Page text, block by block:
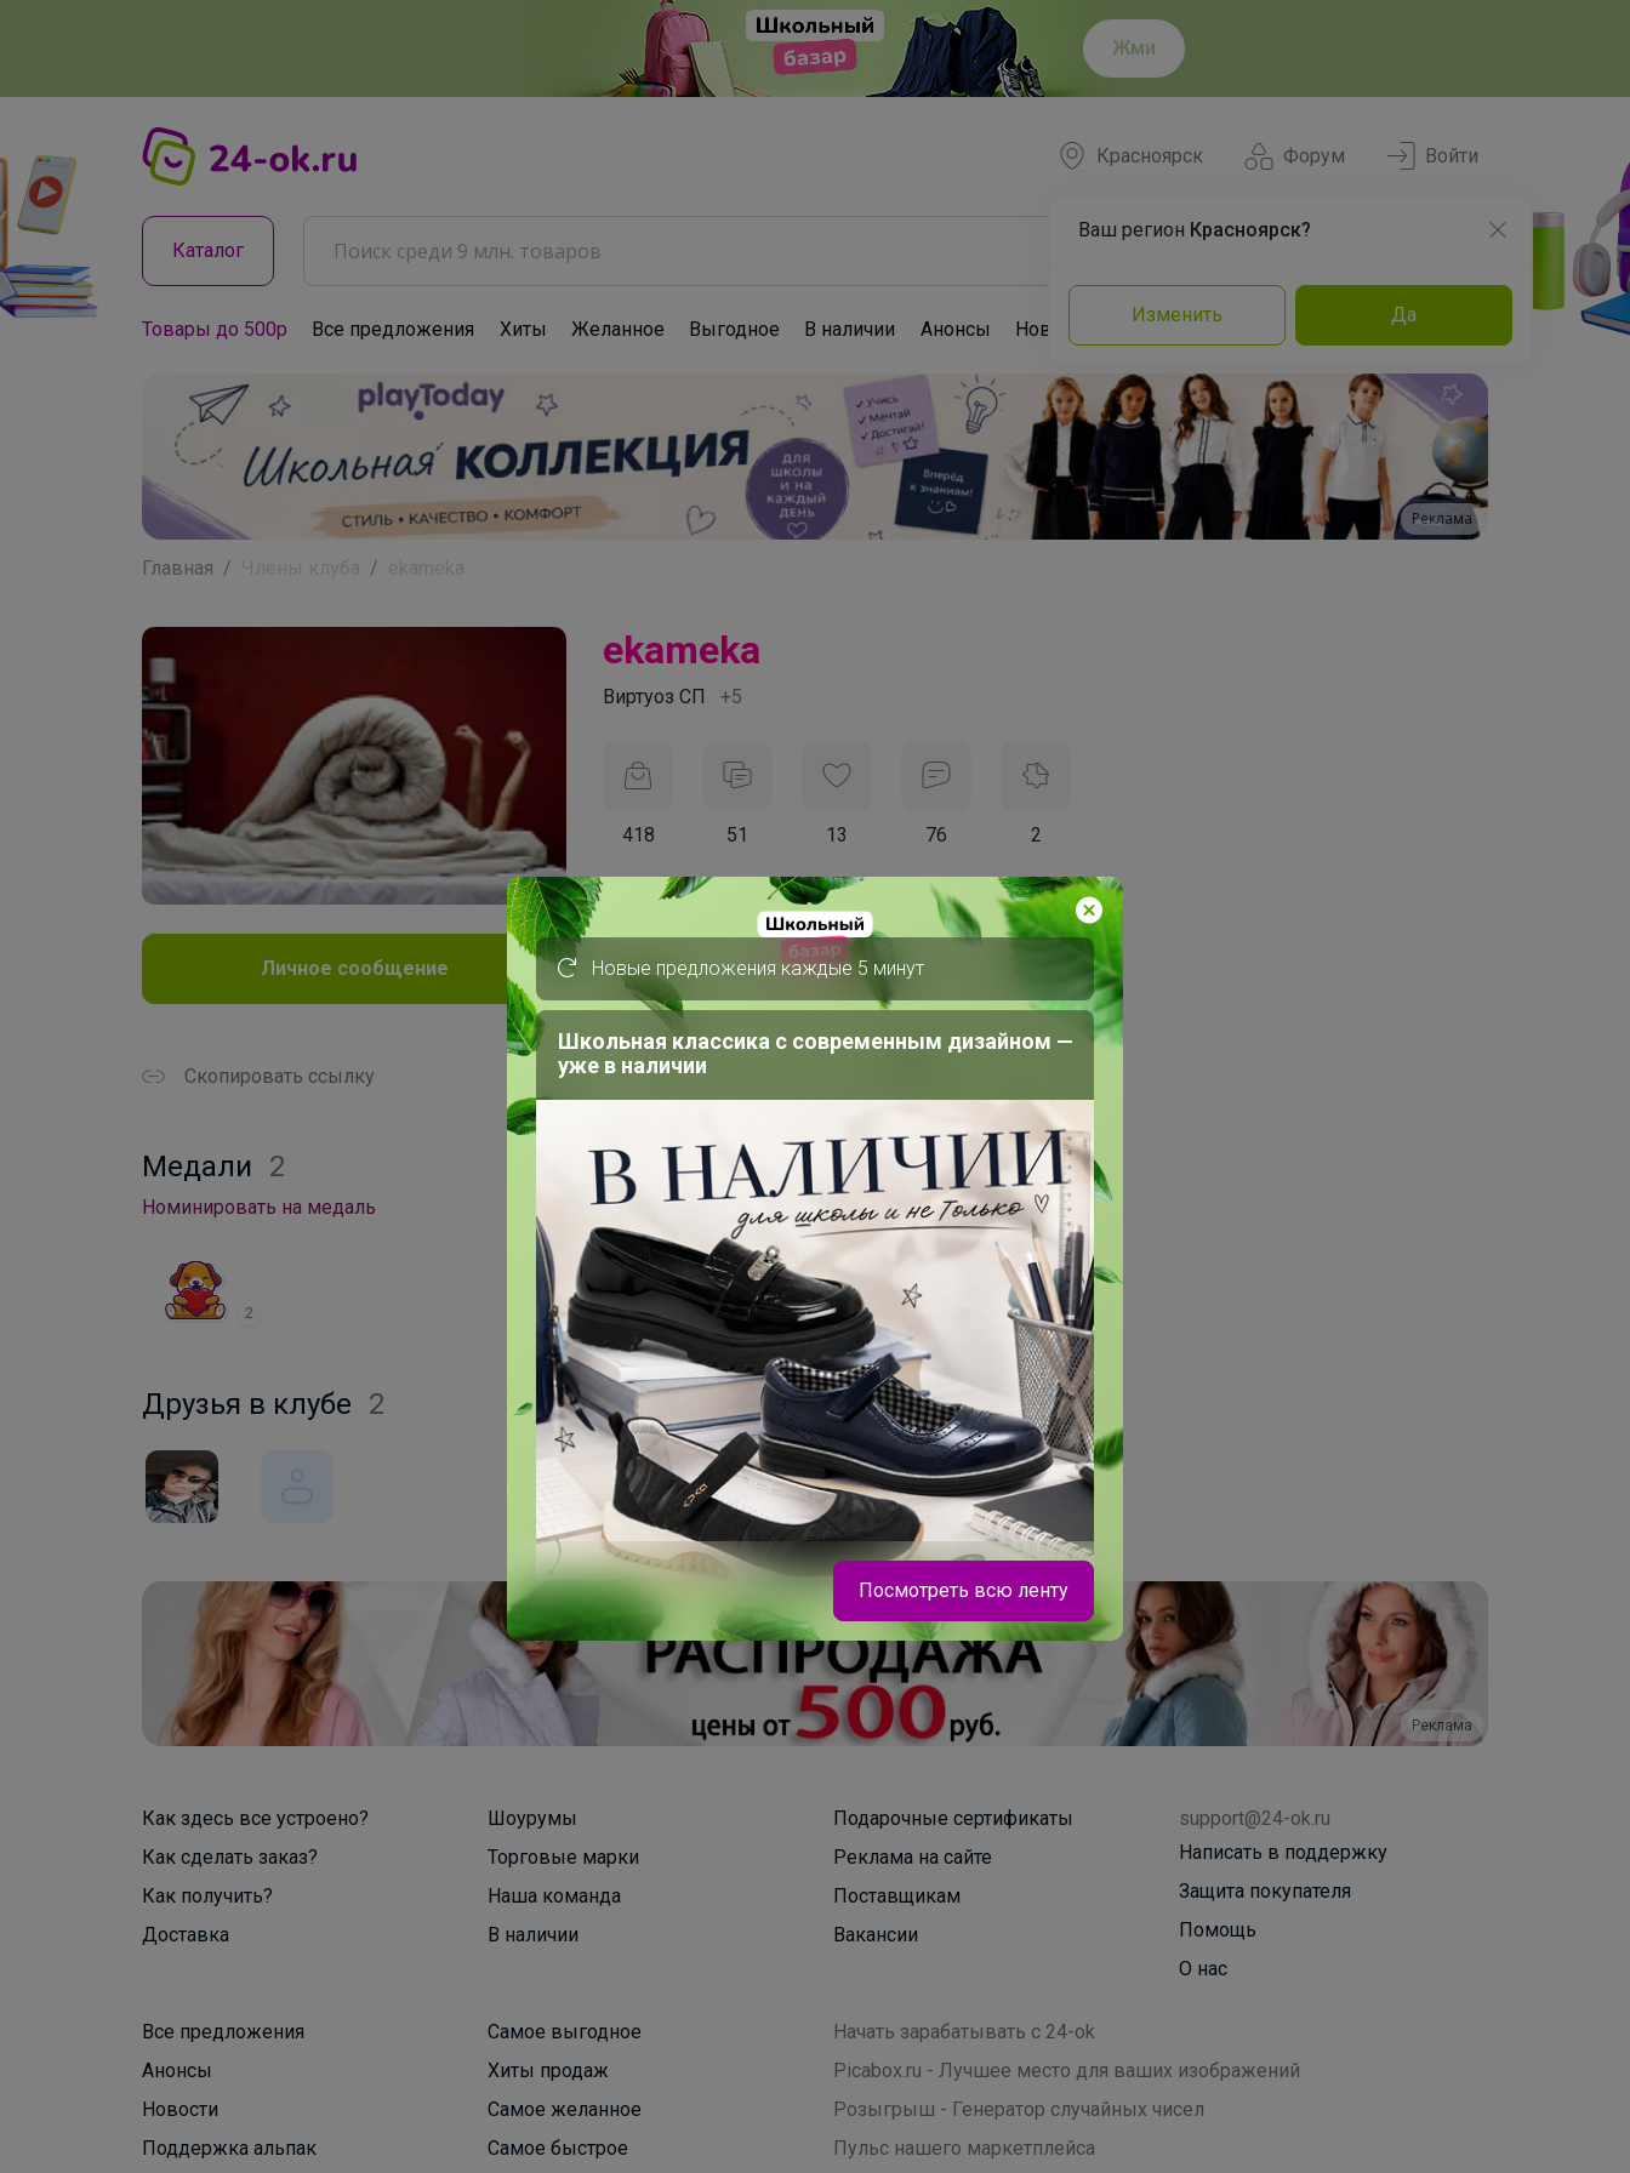
Жми
Форум
Красноярск
Ваш регион Красноярск?
Изменить Да
Войти
Каталог
Товары до 500р Все предложения Хиты Желанное Выгодное В наличии Анонсы Новости Команда Эксперты
Реклама
Главная
Личное сообщение
Скопировать ссылку
Медали 2
Номинировать на медаль
2
Друзья в клубе 2
ekameka
Виртуоз СП +5
418 51 13 76 2
На сайте 10 часов назад
День рождения 10 мая
Красноярск
В клубе с 5 февраля 2013 г.
Подпись
С уважением, Ekameka
Реклама
Как здесь все устроено?
Как сделать заказ?
Как получить?
Доставка
Шоурумы
Торговые марки
Наша команда
В наличии
Подарочные сертификаты
Реклама на сайте
Поставщикам
Вакансии
support@24-ok.ru
Написать в поддержку
Защита покупателя
Помощь
О нас
Все предложения
Анонсы
Новости
Поддержка альпак
Самое выгодное
Хиты продаж
Самое желанное
Самое быстрое
Начать зарабатывать с 24-ok
Picabox.ru - Лучшее место для ваших изображений
Розыгрыш - Генератор случайных чисел
Пульс нашего маркетплейса
Новые предложения каждые 5 минут
Школьная классика с современным дизайном —
уже в наличии
Посмотреть всю ленту